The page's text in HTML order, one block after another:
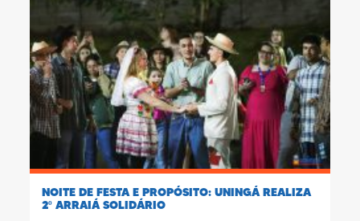
NOITE DE FESTA E PROPÓSITO: UNINGÁ REALIZA
2º ARRAIÁ SOLIDÁRIO